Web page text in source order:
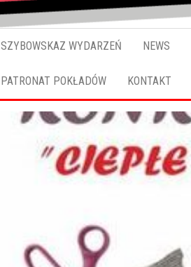
SZYBOWSKAZ WYDARZEŃ NEWS
PATRONAT POKŁADÓW KONTAKT